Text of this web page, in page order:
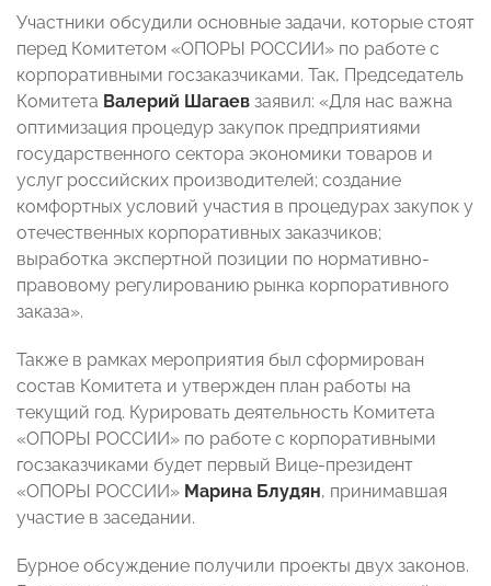
Участники обсудили основные задачи, которые стоят
перед Комитетом «ОПОРЫ РОССИИ» по работе с
корпоративными госзаказчиками. Так, Председатель
Комитета Валерий Шагаев заявил: «Для нас важна
оптимизация процедур закупок предприятиями
государственного сектора экономики товаров и
услуг российских производителей; создание
комфортных условий участия в процедурах закупок у
отечественных корпоративных заказчиков;
выработка экспертной позиции по нормативно-
правовому регулированию рынка корпоративного
заказа».
Также в рамках мероприятия был сформирован
состав Комитета и утвержден план работы на
текущий год. Курировать деятельность Комитета
«ОПОРЫ РОССИИ» по работе с корпоративными
госзаказчиками будет первый Вице-президент
«ОПОРЫ РОССИИ» Марина Блудян, принимавшая
участие в заседании.
Бурное обсуждение получили проекты двух законов.